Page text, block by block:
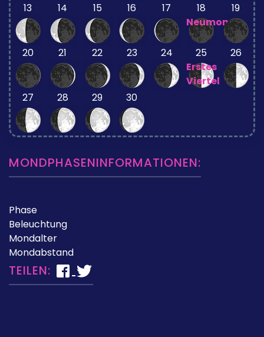
13 14 15 16 17
18
Neumond
19
20 21 22 23 24
25
Erstes
Viertel
26
27 28 29 30
MONDPHASENINFORMATIONEN:
Phase
Beleuchtung
Mondalter
Mondabstand
TEILEN: